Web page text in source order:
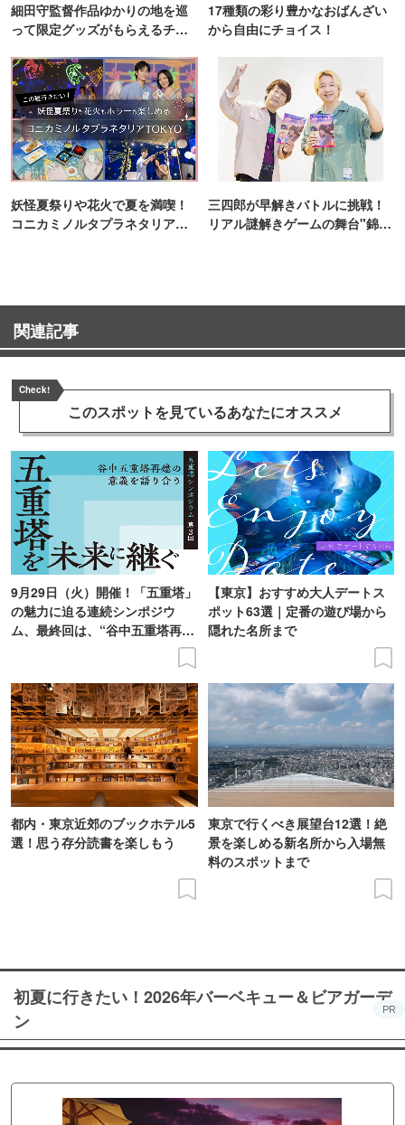
細田守監督作品ゆかりの地を巡
って限定グッズがもらえるチャ
17種類の彩り豊かなおばんざい
から自由にチョイス！
妖怪夏祭りや花火で夏を満喫！
コニカミノルタプラネタリア
三四郎が早解きバトルに挑戦！
リアル謎解きゲームの舞台"錦糸
関連記事
Check!
このスポットを見ているあなたにオススメ
9月29日（火）開催！「五重塔」
の魅力に迫る連続シンポジウ
ム、最終回は、“谷中五重塔再建
【東京】おすすめ大人デートス
ポット63選｜定番の遊び場から
隠れた名所まで
都内・東京近郊のブックホテル5
選！思う存分読書を楽しもう
東京で行くべき展望台12選！絶
景を楽しめる新名所から入場無
料のスポットまで
初夏に行きたい！2026年バーベキュー＆ビアガーデ
ン
PR